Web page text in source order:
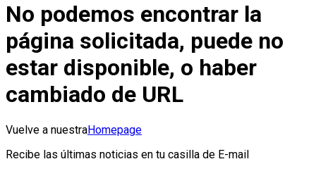
No podemos encontrar la
página solicitada, puede no
estar disponible, o haber
cambiado de URL
Vuelve a nuestraHomepage
Recibe las últimas noticias en tu casilla de E-mail